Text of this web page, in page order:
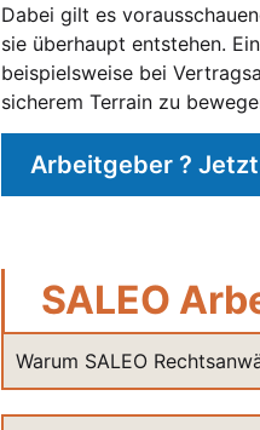
Dabei gilt es
sie überhaupt entstehen.
beispielsweise bei
sicherem Terrain zu
Arbeitgeber ?
SALEO
Warum SALEO